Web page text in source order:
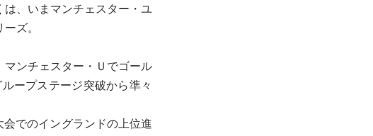
、いまマンチェスター・ユ
ズ。
ンチェスター・Ｕでゴール
ープステージ突破から準々
でのイングランドの上位進